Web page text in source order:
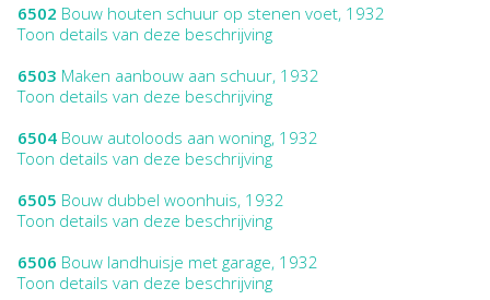
6502 Bouw houten schuur op stenen voet, 1932
Toon details van deze beschrijving
6503 Maken aanbouw aan schuur, 1932
Toon details van deze beschrijving
6504 Bouw autoloods aan woning, 1932
Toon details van deze beschrijving
6505 Bouw dubbel woonhuis, 1932
Toon details van deze beschrijving
6506 Bouw landhuisje met garage, 1932
Toon details van deze beschrijving